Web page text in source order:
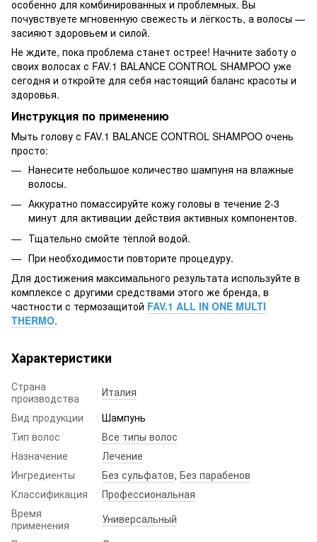
особенно для комбинированных и проблемных. Вы
почувствуете мгновенную свежесть и лёгкость, а волосы —
засияют здоровьем и силой.
Не ждите, пока проблема станет острее! Начните заботу о
своих волосах с FAV.1 BALANCE CONTROL SHAMPOO уже
сегодня и откройте для себя настоящий баланс красоты и
здоровья.
Инструкция по применению
Мыть голову с FAV.1 BALANCE CONTROL SHAMPOO очень
просто:
Нанесите небольшое количество шампуня на влажные
волосы.
Аккуратно помассируйте кожу головы в течение 2-3
минут для активации действия активных компонентов.
Тщательно смойте тёплой водой.
При необходимости повторите процедуру.
Для достижения максимального результата используйте в
комплексе с другими средствами этого же бренда, в
частности с термозащитой FAV.1 ALL IN ONE MULTI
THERMO.
Характеристики
Страна
производства
Италия
Вид продукции
Шампунь
Тип волос
Все типы волос
Назначение
Лечение
Ингредиенты
Без сульфатов, Без парабенов
Классификация
Профессиональная
Время
применения
Универсальный